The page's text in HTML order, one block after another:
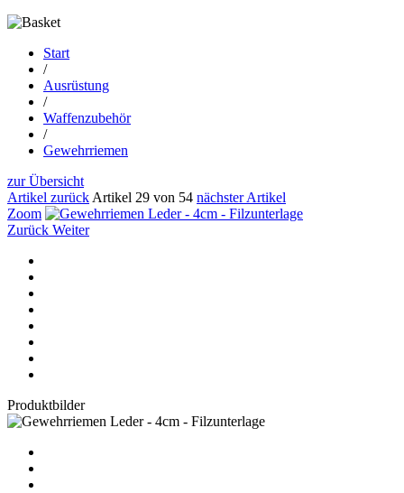
Start
/
Ausrüstung
/
Waffenzubehör
/
Gewehrriemen
zur Übersicht
Artikel zurück Artikel 29 von 54 nächster Artikel
Zoom
Zurück Weiter
Produktbilder